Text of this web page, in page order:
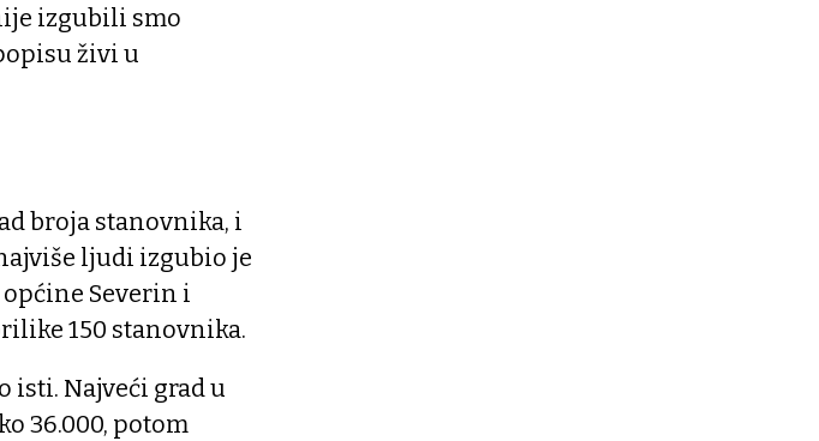
izgubili smo
živi u
broja stanovnika, i
ljudi izgubio je
Severin i
150 stanovnika.
isti. Najveći grad u
36.000, potom